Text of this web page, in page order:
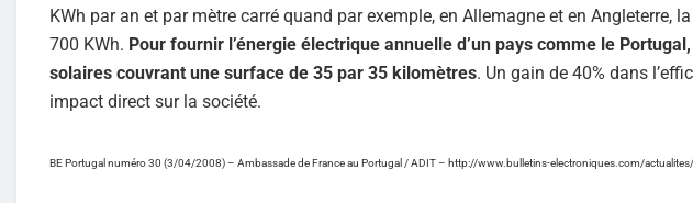
KWh par an et par mètre carré quand par exemple, en Allemagne et en Angleterre,
700 KWh. Pour fournir l’énergie électrique annuelle d’un pays comme le
solaires couvrant une surface de 35 par 35 kilomètres. Un gain de 40% dans
impact direct sur la société.
BE Portugal numéro 30 (3/04/2008) – Ambassade de France au Portugal / ADIT – http://www.bulletins-electroniques.com/